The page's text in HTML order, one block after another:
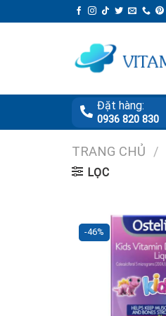
to
Đặt hàng:
0936 820 830
TRANG CHỦ /
LỌC
-46%